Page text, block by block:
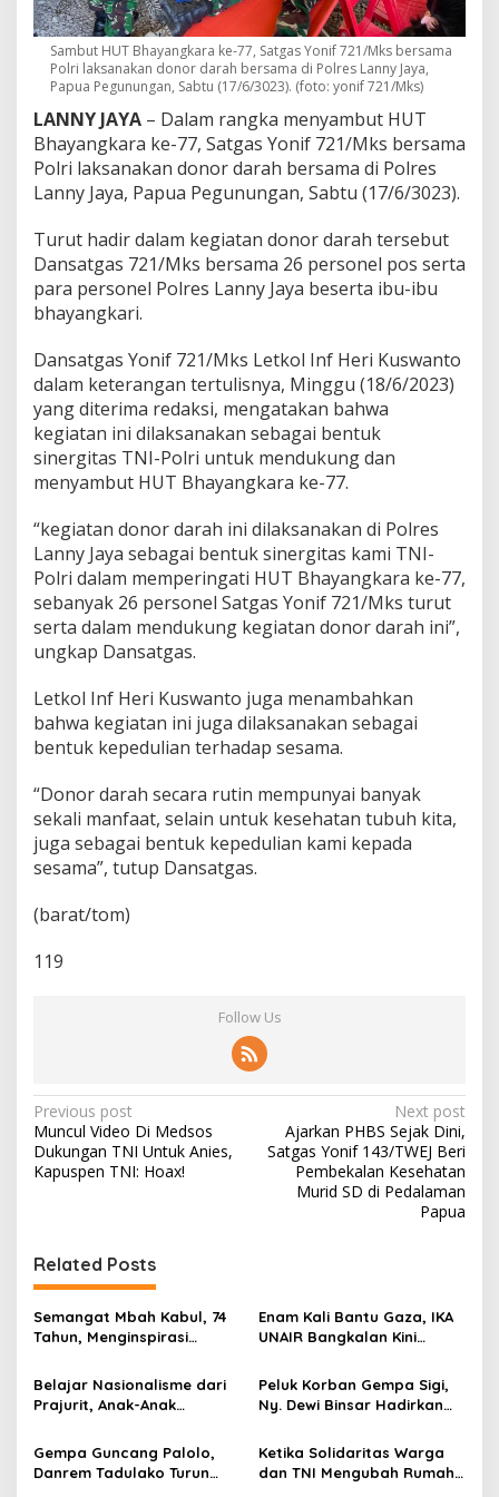
L
k
s
a
n
a
k
a
n
o
n
o
r
r
a
h
d
i
P
p
a
P
e
u
n
g
n
Sambut HUT Bhayangkara ke-77, Satgas Yonif 721/Mks bersama
Polri laksanakan donor darah bersama di Polres Lanny Jaya,
Papua Pegunungan, Sabtu (17/6/3023). (foto: yonif 721/Mks)
LANNY JAYA – Dalam rangka menyambut HUT
Bhayangkara ke-77, Satgas Yonif 721/Mks bersama
Polri laksanakan donor darah bersama di Polres
Lanny Jaya, Papua Pegunungan, Sabtu (17/6/3023).
Turut hadir dalam kegiatan donor darah tersebut
Dansatgas 721/Mks bersama 26 personel pos serta
para personel Polres Lanny Jaya beserta ibu-ibu
bhayangkari.
Dansatgas Yonif 721/Mks Letkol Inf Heri Kuswanto
dalam keterangan tertulisnya, Minggu (18/6/2023)
yang diterima redaksi, mengatakan bahwa
kegiatan ini dilaksanakan sebagai bentuk
sinergitas TNI-Polri untuk mendukung dan
menyambut HUT Bhayangkara ke-77.
“kegiatan donor darah ini dilaksanakan di Polres
Lanny Jaya sebagai bentuk sinergitas kami TNI-
Polri dalam memperingati HUT Bhayangkara ke-77,
sebanyak 26 personel Satgas Yonif 721/Mks turut
serta dalam mendukung kegiatan donor darah ini”,
ungkap Dansatgas.
Letkol Inf Heri Kuswanto juga menambahkan
bahwa kegiatan ini juga dilaksanakan sebagai
bentuk kepedulian terhadap sesama.
“Donor darah secara rutin mempunyai banyak
sekali manfaat, selain untuk kesehatan tubuh kita,
juga sebagai bentuk kepedulian kami kepada
sesama”, tutup Dansatgas.
(barat/tom)
119
Follow Us
P
o
s
a
v
i
a
i
Previous post
Muncul Video Di Medsos
Dukungan TNI Untuk Anies,
Kapuspen TNI: Hoax!
Next post
Ajarkan PHBS Sejak Dini,
Satgas Yonif 143/TWEJ Beri
Pembekalan Kesehatan
Murid SD di Pedalaman
Papua
Related Posts
Semangat Mbah Kabul, 74
Tahun, Menginspirasi
Jembatan Garuda
Enam Kali Bantu Gaza, IKA
UNAIR Bangkalan Kini
10.000 Pengungsi
Belajar Nasionalisme dari
Prajurit, Anak-Anak
512/QY
Peluk Korban Gempa Sigi,
Ny. Dewi Binsar Hadirkan
Healing untuk Anak-Anak
Gempa Guncang Palolo,
Danrem Tadulako Turun
Ketika Solidaritas Warga
dan TNI Mengubah Rumah